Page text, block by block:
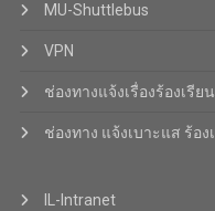
MU-Shuttlebus
VPN
ช่องทางแจ้งเรื่องร้องเรี
ช่องทาง แจ้งเบาะแส ร้อง
IL-Intranet